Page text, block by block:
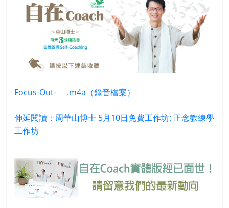
Focus-Out-___.m4a（錄音檔案）
伸延閱讀：周華山博士 5月10日免費工作坊: 正念教練學
工作坊